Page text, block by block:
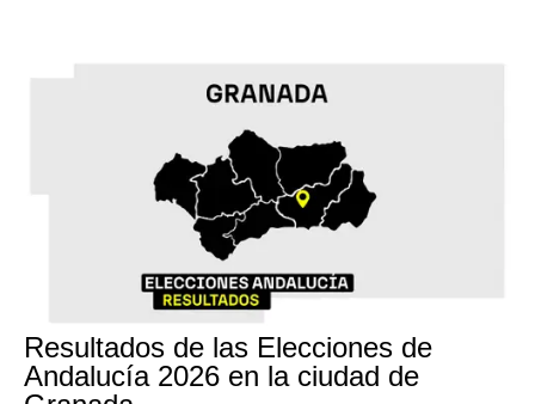
Resultados de las Elecciones de
Andalucía 2026 en la ciudad de